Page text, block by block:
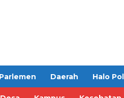
Parlemen Daerah Halo